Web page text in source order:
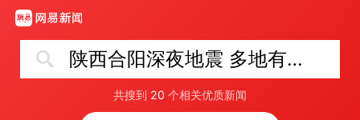
陕西合阳深夜地震 多地有震感
共搜到 20 个相关优质新闻